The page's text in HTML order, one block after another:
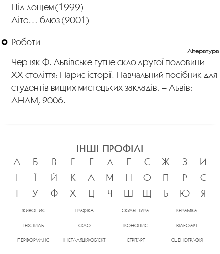
Під дощем (1999)
Літо… блюз (2001)
Роботи
Література
Черняк Ф. Львівське гутне скло другої половини
ХХ століття: Нарис історії. Навчальний посібник для
студентів вищих мистецьких закладів. – Львів:
ЛНАМ, 2006.
ІНШІ ПРОФІЛІ
А
Б В Г Ґ Д Е Є Ж З
И
І
Ї Й К Л М Н О П Р
С
Т
У Ф Х Ц Ч Ш Щ Ь Ю Я
ЖИВОПИС ГРАФІКА СКУЛЬПТУРА КЕРАМІКА
ТЕКСТИЛЬ СКЛО ІКОНОПИС ВІДЕОАРТ
ПЕРФОРМАНС ІНСТАЛЯЦІЯ/ОБ’ЄКТ СТРІТАРТ СЦЕНОГРАФІЯ